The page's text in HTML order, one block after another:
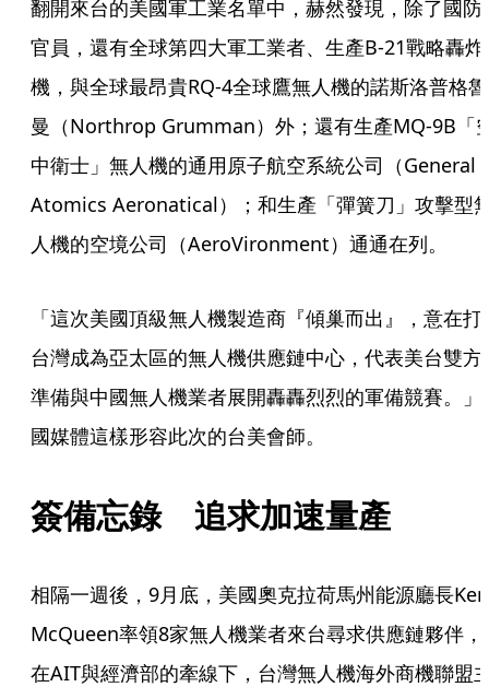
翻開來台的美國軍工業名單中，赫然發現，除了國防
官員，還有全球第四大軍工業者、生產B-21戰略轟炸
機，與全球最昂貴RQ-4全球鷹無人機的諾斯洛普格魯
曼（Northrop Grumman）外；還有生產MQ-9B「
中衛士」無人機的通用原子航空系統公司（General
Atomics Aeronatical）；和生產「彈簧刀」攻擊型
人機的空境公司（AeroVironment）通通在列。
「這次美國頂級無人機製造商『傾巢而出』，意在打
台灣成為亞太區的無人機供應鏈中心，代表美台雙方
準備與中國無人機業者展開轟轟烈烈的軍備競賽。」
國媒體這樣形容此次的台美會師。
簽備忘錄　追求加速量產
相隔一週後，9月底，美國奧克拉荷馬州能源廳長Ken
McQueen率領8家無人機業者來台尋求供應鏈夥伴，
在AIT與經濟部的牽線下，台灣無人機海外商機聯盟